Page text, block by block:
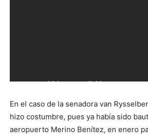
En el caso de la senadora van
hizo costumbre, pues ya había sido
aeropuerto Merino Benítez, en enero